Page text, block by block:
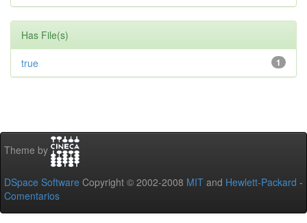
Has File(s)
1
true
Theme by
DSpace Software Copyright © 2002-2008 MIT and Hewlett-Packard -
Comentarios